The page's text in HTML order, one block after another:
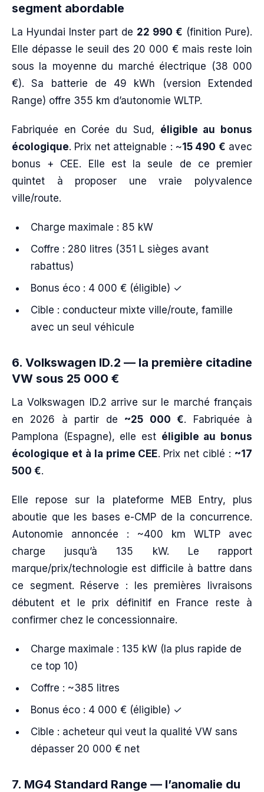
segment abordable
La Hyundai Inster part de 22 990 € (finition Pure).
Elle dépasse le seuil des 20 000 € mais reste loin
sous la moyenne du marché électrique (38 000
€). Sa batterie de 49 kWh (version Extended
Range) offre 355 km d’autonomie WLTP.
Fabriquée en Corée du Sud, éligible au bonus
écologique. Prix net atteignable : ~15 490 € avec
bonus + CEE. Elle est la seule de ce premier
quintet à proposer une vraie polyvalence
ville/route.
Charge maximale : 85 kW
Coffre : 280 litres (351 L sièges avant
rabattus)
Bonus éco : 4 000 € (éligible) ✓
Cible : conducteur mixte ville/route, famille
avec un seul véhicule
6. Volkswagen ID.2 — la première citadine
VW sous 25 000 €
La Volkswagen ID.2 arrive sur le marché français
en 2026 à partir de ~25 000 €. Fabriquée à
Pamplona (Espagne), elle est éligible au bonus
écologique et à la prime CEE. Prix net ciblé : ~17
500 €.
Elle repose sur la plateforme MEB Entry, plus
aboutie que les bases e-CMP de la concurrence.
Autonomie annoncée : ~400 km WLTP avec
charge jusqu’à 135 kW. Le rapport
marque/prix/technologie est difficile à battre dans
ce segment. Réserve : les premières livraisons
débutent et le prix définitif en France reste à
confirmer chez le concessionnaire.
Charge maximale : 135 kW (la plus rapide de
ce top 10)
Coffre : ~385 litres
Bonus éco : 4 000 € (éligible) ✓
Cible : acheteur qui veut la qualité VW sans
dépasser 20 000 € net
7. MG4 Standard Range — l’anomalie du